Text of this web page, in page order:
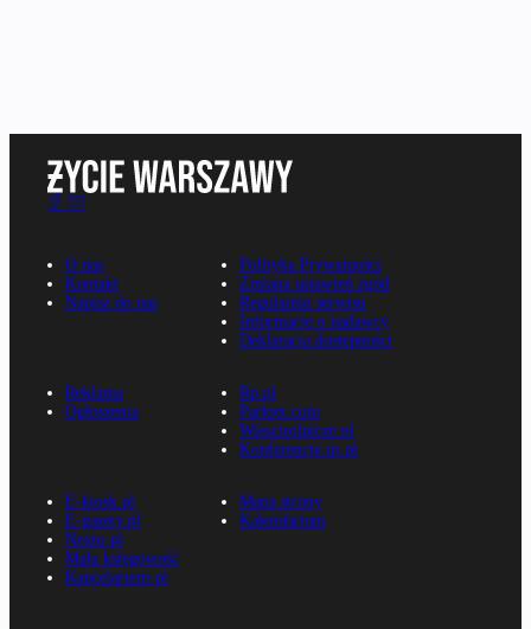
O nas
Kontakt
Napisz do nas
Polityka Prywatności
Zmiana ustawień zgód
Regulamin serwisu
Informacje o nadawcy
Deklaracja dostępności
Reklama
Ogłoszenia
Rp.pl
Parkiet.com
Wiescirolnicze.pl
Konferencje.rp.pl
E-kiosk.pl
E-gazety.pl
Nexto.pl
Mała księgowość
Kancelarierp.pl
Mapa strony
Kalendarium